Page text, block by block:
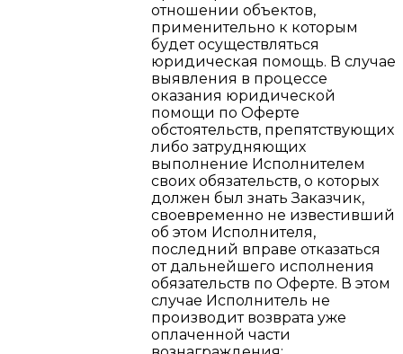
отношении объектов,
применительно к которым
будет осуществляться
юридическая помощь. В случае
выявления в процессе
оказания юридической
помощи по Оферте
обстоятельств, препятствующих
либо затрудняющих
выполнение Исполнителем
своих обязательств, о которых
должен был знать Заказчик,
своевременно не известивший
об этом Исполнителя,
последний вправе отказаться
от дальнейшего исполнения
обязательств по Оферте. В этом
случае Исполнитель не
производит возврата уже
оплаченной части